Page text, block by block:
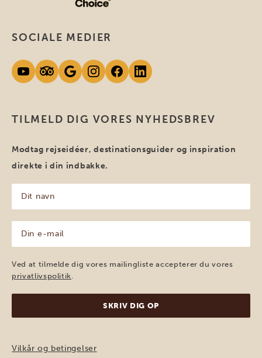
TILMELD DIG VORES NYHEDSBREV
Modtag rejseidéer, destinationsguider og inspiration
direkte i din indbakke.
navn
(Påkrævet)
mail
(Påkrævet)
Ved at tilmelde dig vores mailingliste accepterer du vores
privatlivspolitik
SOCIALE MEDIER
Vilkår og betingelser